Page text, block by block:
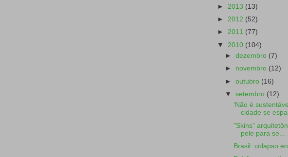
► 2013 (13)
► 2012 (52)
► 2011 (77)
▼ 2010 (104)
►dezembro (7)
► novembro (12)
►outubro (16)
▼setembro (12)
‘Não é
cidade se
"Skins"
pele para se...
Brasil: colapso